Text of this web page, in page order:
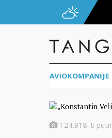
AVIOKOMPANIJE
124.918-ti